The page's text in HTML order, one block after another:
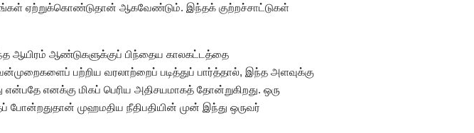
ஏற்றுக்கொண்டுதான் ஆகவேண்டும். இந்தக் குற்றச்சாட்டுகள்
ஆயிரம் ஆண்டுகளுக்குப் பிந்தைய காலகட்டத்தை
பற்றிய வரலாற்றைப் படித்துப் பார்த்தால், இந்த அளவுக்கு
எனக்கு மிகப் பெரிய அதிசயமாகத் தோன்றுகிறது. ஒரு
முஹமதிய நீதிபதியின் முன் இந்து ஒருவர்